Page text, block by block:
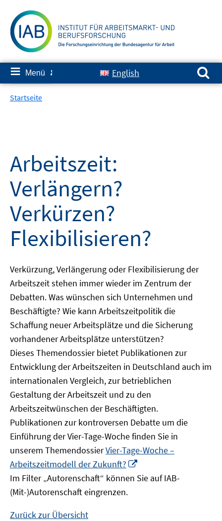
zum
Inhalt
≡ Menü ✘ English
Suchen nach:
Startseite
Arbeitszeit:
Verlängern?
Verkürzen?
Flexibilisieren?
Verkürzung, Verlängerung oder Flexibilisierung der
Arbeitszeit stehen immer wieder im Zentrum der
Debatten. Was wünschen sich Unternehmen und
Beschäftigte? Wie kann Arbeitszeitpolitik die
Schaffung neuer Arbeitsplätze und die Sicherung
vorhandener Arbeitsplätze unterstützen?
Dieses Themendossier bietet Publikationen zur
Entwicklung der Arbeitszeiten in Deutschland auch im
internationalen Vergleich, zur betrieblichen
Gestaltung der Arbeitszeit und zu den
Arbeitszeitwünschen der Beschäftigten.
Publikationen zur kontroversen Debatte um die
Einführung der Vier-Tage-Woche finden Sie in
unserem ThemendossierVier-Tage-Woche –
Arbeitszeitmodell der Zukunft?
neuem
Im Filter „Autorenschaft“ können Sie auf IAB-
(Mit-)Autorenschaft eingrenzen.
Zurück zur Übersicht